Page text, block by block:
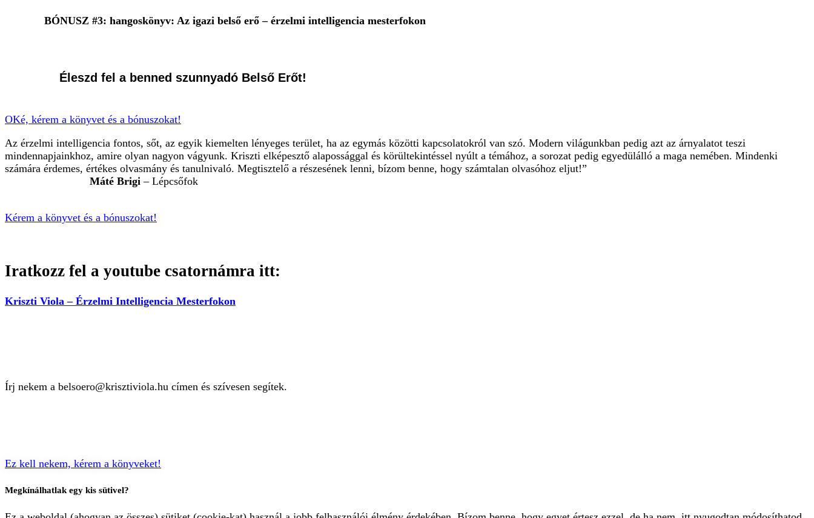
BÓNUSZ #3: hangoskönyv: Az igazi belső erő – érzelmi intelligencia mesterfokon
Éleszd fel a benned szunnyadó Belső Erőt!
OKé, kérem a könyvet és a bónuszokat!
Az érzelmi intelligencia fontos, sőt, az egyik kiemelten lényeges terület, ha az egymás közötti kapcsolatokról van szó. Modern világunkban pedig azt az árnyalatot teszi
mindennapjainkhoz, amire olyan nagyon vágyunk. Kriszti elképesztő alapossággal és körültekintéssel nyúlt a témához, a sorozat pedig egyedülálló a maga nemében. Mindenki
számára érdemes, értékes olvasmány és tanulnivaló. Megtisztelő a részesének lenni, bízom benne, hogy számtalan olvasóhoz eljut!”
Máté Brigi – Lépcsőfok
Kérem a könyvet és a bónuszokat!
Iratkozz fel a youtube csatornámra itt:
Kriszti Viola – Érzelmi Intelligencia Mesterfokon
Írj nekem a belsoero@krisztiviola.hu címen és szívesen segítek.
Ez kell nekem, kérem a könyveket!
Megkínálhatlak egy kis sütivel?